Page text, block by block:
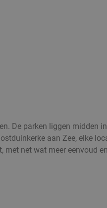
De parken liggen midden
aan Zee, elke
net wat meer eenvoud